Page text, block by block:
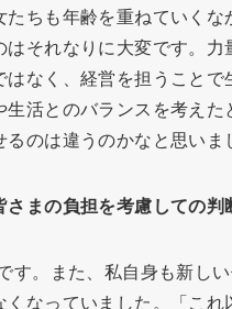
たちも年齢を重ねていくな
はそれなりに大変です。力
はなく、経営を担うことで
生活とのバランスを考えた
のは違うのかなと思いま
まの負担を考慮しての判
す。また、私自身も新し
くなっていました。「これ